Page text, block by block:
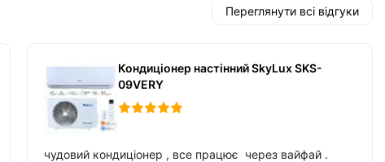
Переглянути всі відгуки
Кондиціонер настінний SkyLux SKS-
09VERY
чудовий кондиціонер , все працює через вайфай .